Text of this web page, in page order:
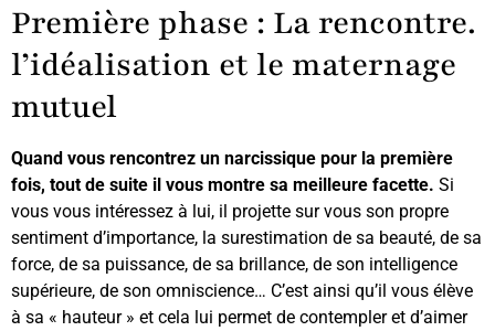
Première phase : La rencontre.
l’idéalisation et le maternage
mutuel
Quand vous rencontrez un narcissique pour la première
fois, tout de suite il vous montre sa meilleure facette. Si
vous vous intéressez à lui, il projette sur vous son propre
sentiment d’importance, la surestimation de sa beauté, de sa
force, de sa puissance, de sa brillance, de son intelligence
supérieure, de son omniscience… C’est ainsi qu’il vous élève
à sa « hauteur » et cela lui permet de contempler et d’aimer